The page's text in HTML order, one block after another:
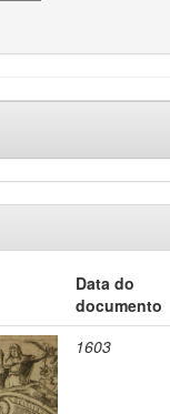
Data do
documento
1603